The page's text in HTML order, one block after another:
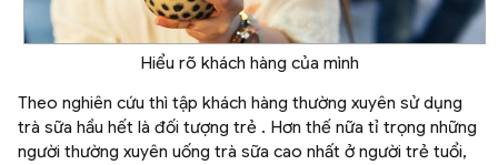
Hiểu rõ khách hàng của mình
Theo nghiên cứu thì tập khách hàng thường xuyên sử dụng
trà sữa hầu hết là đối tượng trẻ . Hơn thế nữa tỉ trọng những
người thường xuyên uống trà sữa cao nhất ở người trẻ tuổi,